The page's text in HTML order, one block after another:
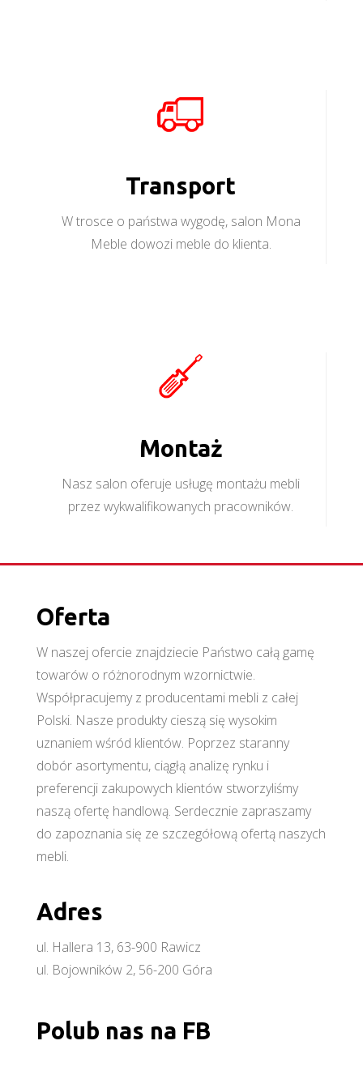
Transport
W trosce o państwa wygodę, salon Mona
Meble dowozi meble do klienta.
Montaż
Nasz salon oferuje usługę montażu mebli
przez wykwalifikowanych pracowników.
Oferta
W naszej ofercie znajdziecie Państwo całą gamę
towarów o różnorodnym wzornictwie.
Współpracujemy z producentami mebli z całej
Polski. Nasze produkty cieszą się wysokim
uznaniem wśród klientów. Poprzez staranny
dobór asortymentu, ciągłą analizę rynku i
preferencji zakupowych klientów stworzyliśmy
naszą ofertę handlową. Serdecznie zapraszamy
do zapoznania się ze szczegółową ofertą naszych
mebli.
Adres
ul. Hallera 13, 63-900 Rawicz
ul. Bojowników 2, 56-200 Góra
Polub nas na FB